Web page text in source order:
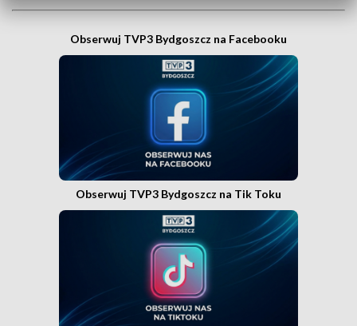
Obserwuj TVP3 Bydgoszcz na Facebooku
Obserwuj TVP3 Bydgoszcz na Tik Toku